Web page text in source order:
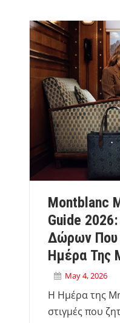
Montblanc
Guide
Δώρων Που
Ημέρα Της
May 4, 2026
Η Ημέρα της
στιγμές που